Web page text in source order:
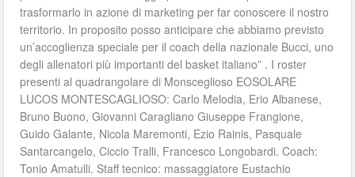
trasformarlo in azione di marketing per far conoscere il nostro
territorio. In proposito posso anticipare che abbiamo previsto
un’accoglienza speciale per il coach della nazionale Bucci, uno
degli allenatori più importanti del basket italiano” . I roster
presenti al quadrangolare di Monsceglioso EOSOLARE
LUCOS MONTESCAGLIOSO: Carlo Melodia, Erio Albanese,
Bruno Buono, Giovanni Caragliano Giuseppe Frangione,
Guido Galante, Nicola Maremonti, Ezio Rainis, Pasquale
Santarcangelo, Ciccio Tralli, Francesco Longobardi. Coach:
Tonio Amatulli. Staff tecnico: massaggiatore Eustachio